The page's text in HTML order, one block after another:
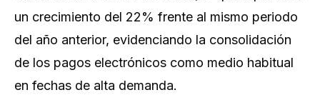
un crecimiento del 22% frente al mismo periodo
del año anterior, evidenciando la consolidación
de los pagos electrónicos como medio habitual
en fechas de alta demanda.